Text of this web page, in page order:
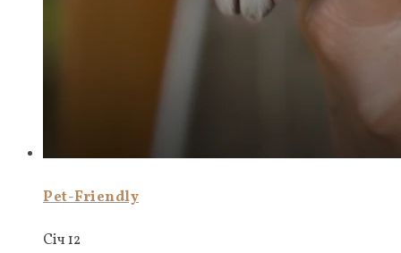
Pet-Friendly
Січ 12